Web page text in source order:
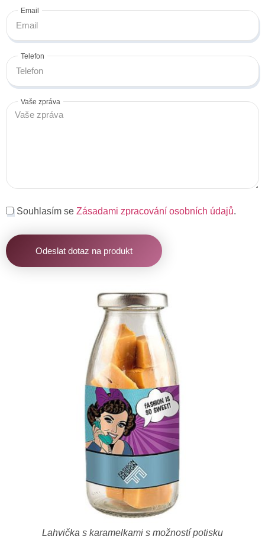
Email
Telefon
Vaše zpráva
Souhlasím se Zásadami zpracování osobních údajů.
Odeslat dotaz na produkt
Lahvička s karamelkami s možností potisku